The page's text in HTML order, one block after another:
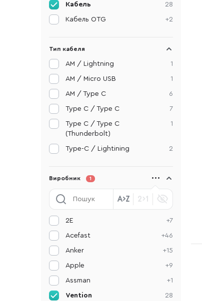
28
Кабель
+2
Кабель OTG
Тип кабеля
1
AM / Lightning
1
AM / Micro USB
6
AM / Type C
7
Type C / Type C
1
Type C / Type C
(Thunderbolt)
2
Type-C / Lightining
Виробник 1
+7
2E
+46
Acefast
+15
Anker
+9
Apple
+1
Assman
28
Vention